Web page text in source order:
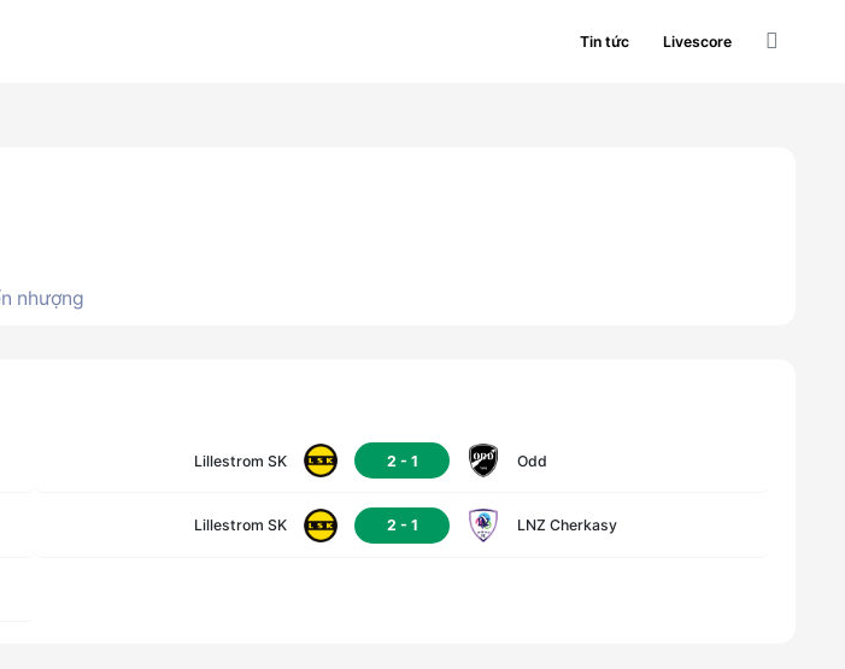
Tin tức Livescore
nhượng
Lillestrom SK 2 - 1 Odd
Lillestrom SK 2 - 1 LNZ Cherkasy